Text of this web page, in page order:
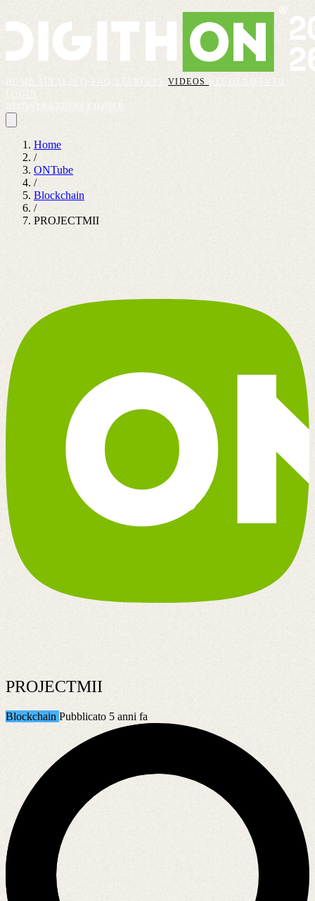
VIDEOS
REGOLAMENTO
Home
/
ONTube
/
Blockchain
/
PROJECTMII
PROJECTMII
Blockchain Pubblicato 5 anni fa